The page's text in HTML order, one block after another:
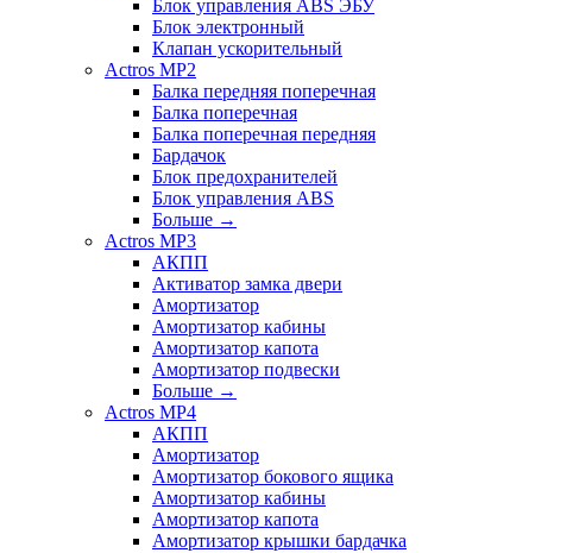
Блок управления ABS ЭБУ
Блок электронный
Клапан ускорительный
Actros MP2
Балка передняя поперечная
Балка поперечная
Балка поперечная передняя
Бардачок
Блок предохранителей
Блок управления ABS
Больше →
Actros MP3
АКПП
Активатор замка двери
Амортизатор
Амортизатор кабины
Амортизатор капота
Амортизатор подвески
Больше →
Actros MP4
АКПП
Амортизатор
Амортизатор бокового ящика
Амортизатор кабины
Амортизатор капота
Амортизатор крышки бардачка